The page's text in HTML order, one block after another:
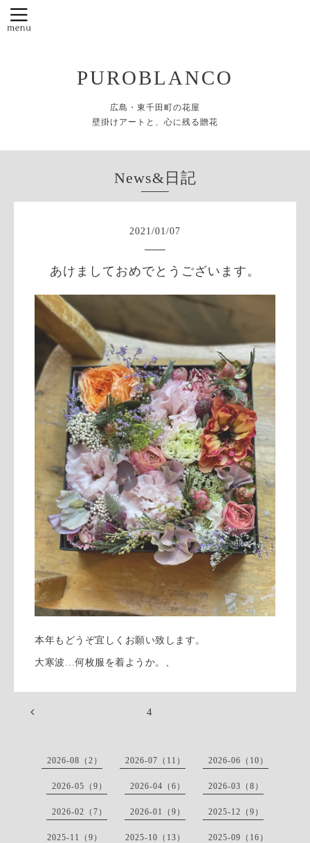
PUROBLANCO
広島・東千田町の花屋
壁掛けアートと、心に残る贈花
News&日記
2021 /01 /07
あけましておめでとうございます。
本年もどうぞ宜しくお願い致します。
大寒波…何枚服を着ようか。、
4
2026-08（2） 2026-07（11） 2026-06（10）
2026-05（9） 2026-04（6） 2026-03（8）
2026-02（7） 2026-01（9） 2025-12（9）
2025-11（9） 2025-10（13） 2025-09（16）